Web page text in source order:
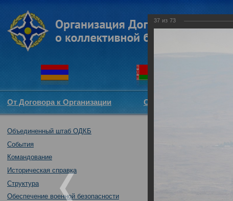
От Договора к Организации Структура ОДКБ
Объединенный штаб ОДКБ
События
Командование
Историческая справка
Структура
Обеспечение военной безопасности
37 из 73